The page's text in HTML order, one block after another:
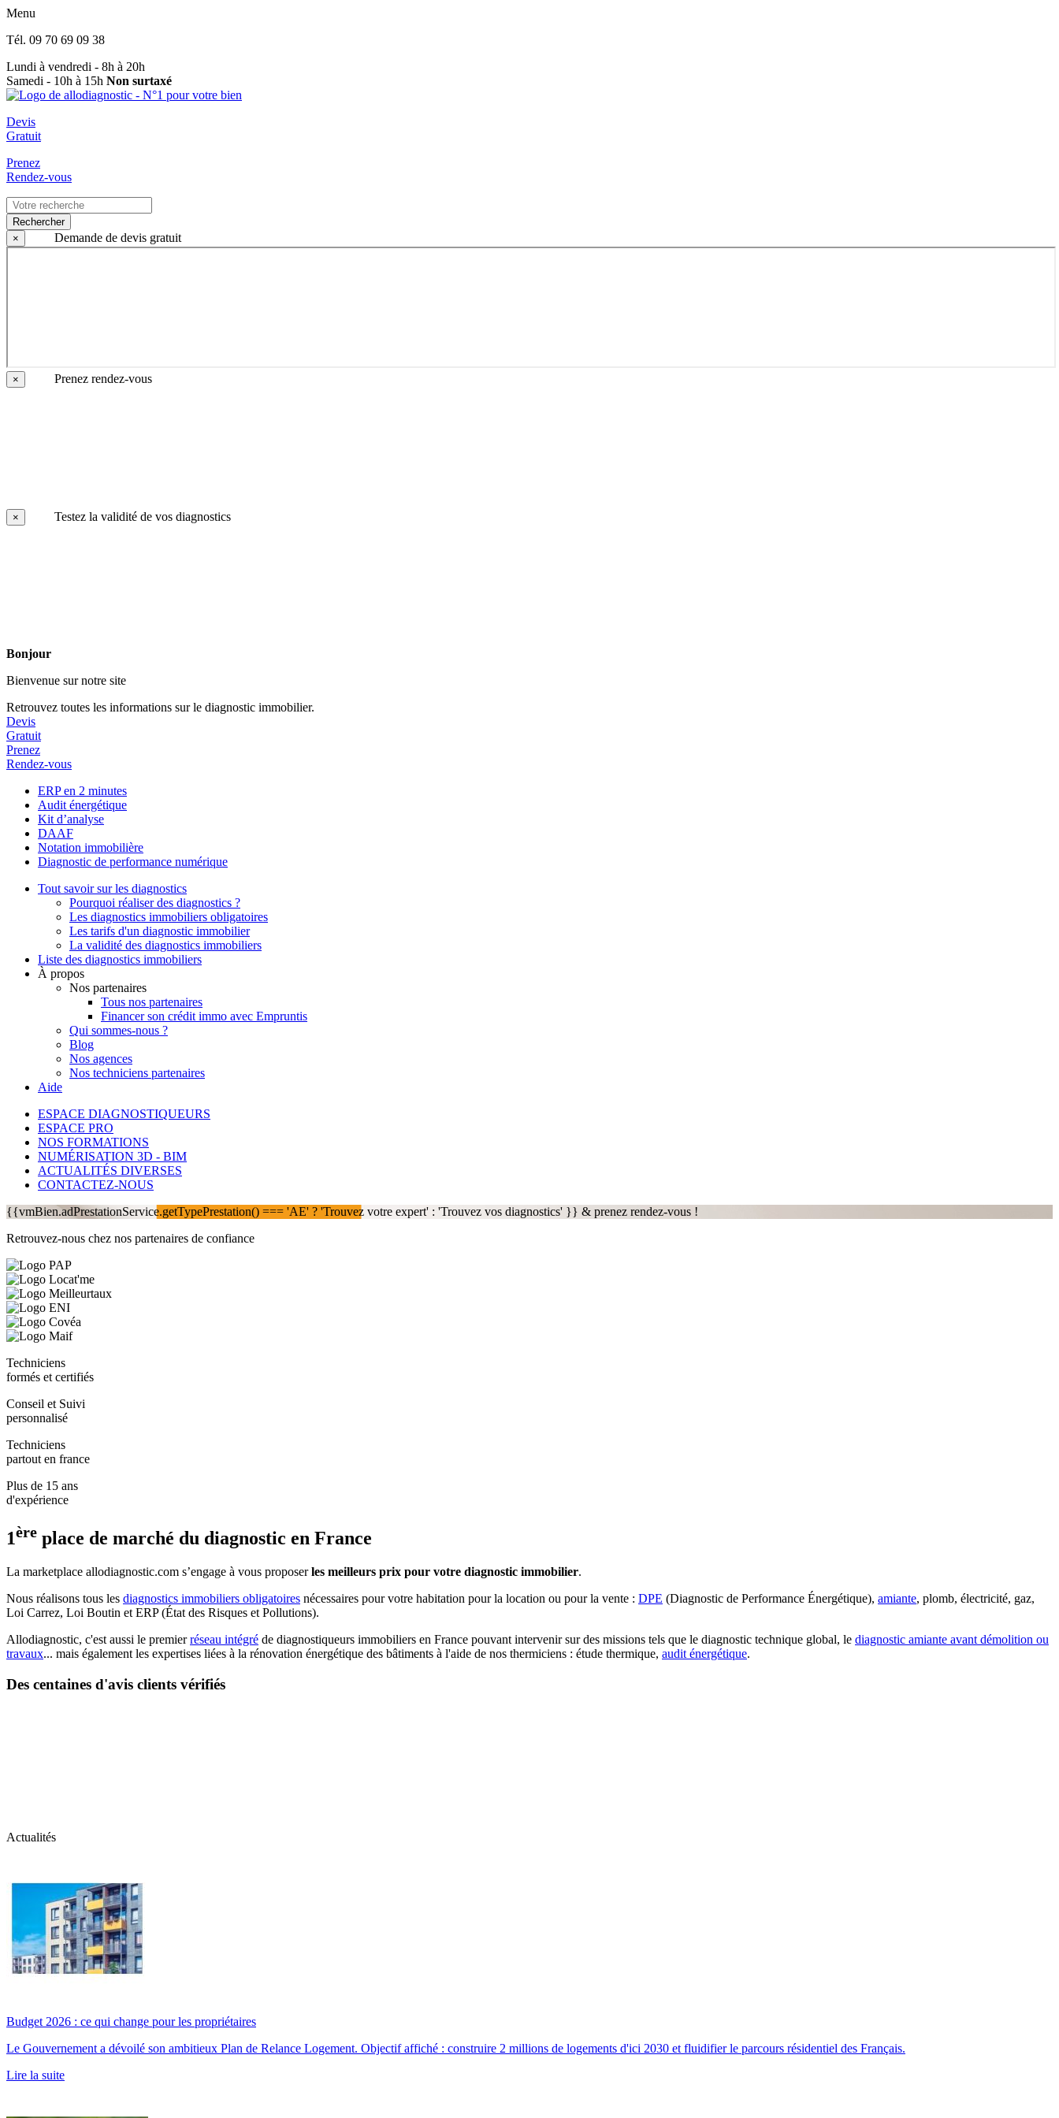
Menu
Tél. 09 70 69 09 38
Lundi à vendredi - 8h à 20h
Samedi - 10h à 15h Non surtaxé
Devis
Gratuit
Prenez
Rendez-vous
Rechercher
×
Demande de devis gratuit
× Prenez rendez-vous
× Testez la validité de vos diagnostics
Bonjour
Bienvenue sur notre site
Retrouvez toutes les informations sur le diagnostic immobilier.
Devis
Gratuit
Prenez
Rendez-vous
ERP en 2 minutes
Audit énergétique
Kit d’analyse
DAAF
Notation immobilière
Diagnostic de performance numérique
Tout savoir sur les diagnostics
Pourquoi réaliser des diagnostics ?
Les diagnostics immobiliers obligatoires
Les tarifs d'un diagnostic immobilier
La validité des diagnostics immobiliers
Liste des diagnostics immobiliers
À propos
Nos partenaires
Tous nos partenaires
Financer son crédit immo avec Empruntis
Qui sommes-nous ?
Blog
Nos agences
Nos techniciens partenaires
Aide
ESPACE DIAGNOSTIQUEURS
ESPACE PRO
NOS FORMATIONS
NUMÉRISATION 3D - BIM
ACTUALITÉS DIVERSES
CONTACTEZ-NOUS
{{vmBien.adPrestationService.getTypePrestation() === 'AE' ? 'Trouvez votre expert' : 'Trouvez vos diagnostics' }} & prenez rendez-vous !
Retrouvez-nous chez nos partenaires de confiance
Techniciens
formés et certifiés
Conseil et Suivi
personnalisé
Techniciens
partout en france
Plus de 15 ans
d'expérience
1ère place de marché du diagnostic en France
La marketplace allodiagnostic.com s’engage à vous proposerles meilleurs prix pour votre diagnostic immobilier.
Nous réalisons tous les diagnostics immobiliers obligatoires nécessaires pour votre habitation pour la location ou pour la vente : DPE (Diagnostic de Performance Énergétique), amiante, plomb, électricité, gaz,
Loi Carrez, Loi Boutin et ERP (État des Risques et Pollutions).
Allodiagnostic, c'est aussi le premierréseau intégré de diagnostiqueurs immobiliers en France pouvant intervenir sur des missions tels que le diagnostic technique global, le diagnostic amiante avant démolition ou
travaux... mais également les expertises liées à la rénovation énergétique des bâtiments à l'aide de nos thermiciens : étude thermique, audit énergétique.
Des centaines d'avis clients vérifiés
Actualités
Budget 2026 : ce qui change pour les propriétaires
Le Gouvernement a dévoilé son ambitieux Plan de Relance Logement. Objectif affiché : construire 2 millions de logements d'ici 2030 et fluidifier le parcours résidentiel des Français.
Lire la suite